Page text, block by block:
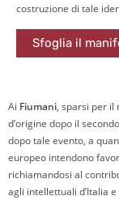
costruzione di tale
Sfoglia il
Ai Fiumani, sparsi per il
d’origine dopo il
dopo tale evento, a
europeo intendono
richiamandosi al
agli intellettuali d’Italia